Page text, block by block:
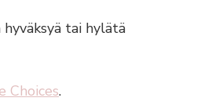
tai hylätä
Choices.